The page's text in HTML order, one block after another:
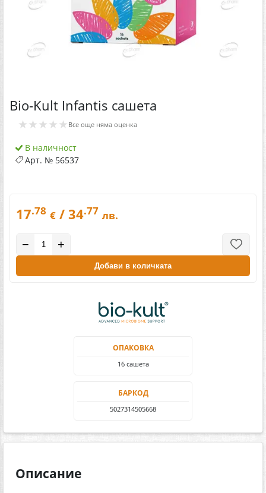
Bio-Kult Infantis сашета
★★★★★ Все още няма оценка
В наличност
Арт. № 56537
17.78 € / 34.77 лв.
− +
Добави в количката
ОПАКОВКА
16 сашета
БАРКОД
5027314505668
Описание